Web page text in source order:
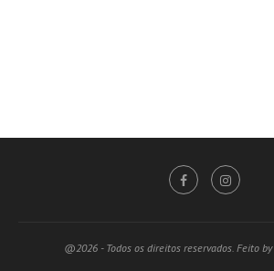
@2026 - Todos os direitos reservados. Feito by